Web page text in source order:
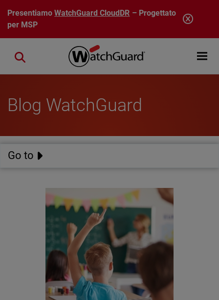
Salta al contenuto principale
PresentiamoWatchGuard CloudDR – Progettato
per MSP
Open
Close search
Blog WatchGuard
Go to